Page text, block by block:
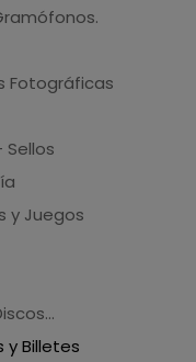
Fotográficas
Sellos
y Juegos
y Billetes